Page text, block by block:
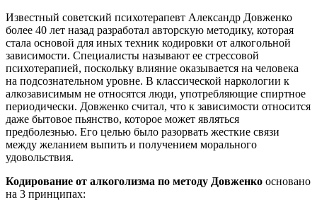
Известный советский психотерапевт Александр Довженко
более 40 лет назад разработал авторскую методику, которая
стала основой для иных техник кодировки от алкогольной
зависимости. Специалисты называют ее стрессовой
психотерапией, поскольку влияние оказывается на человека
на подсознательном уровне. В классической наркологии к
алкозависимым не относятся люди, употребляющие спиртное
периодически. Довженко считал, что к зависимости относится
даже бытовое пьянство, которое может являться
предболезнью. Его целью было разорвать жесткие связи
между желанием выпить и получением морального
удовольствия.
Кодирование от алкоголизма по методу Довженко основано
на 3 принципах: